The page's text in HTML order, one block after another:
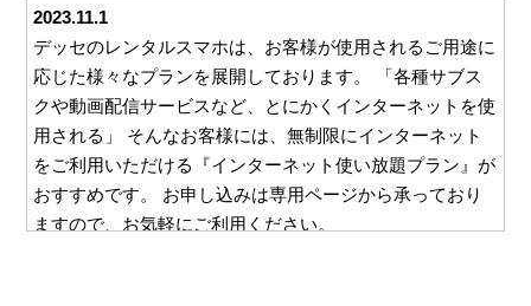
2023.11.1
デッセのレンタルスマホは、お客様が使用されるご用途に
応じた様々なプランを展開しております。 「各種サブス
クや動画配信サービスなど、とにかくインターネットを使
用される」 そんなお客様には、無制限にインターネット
をご利用いただける『インターネット使い放題プラン』が
おすすめです。 お申し込みは専用ページから承っており
ますので、お気軽にご利用ください。